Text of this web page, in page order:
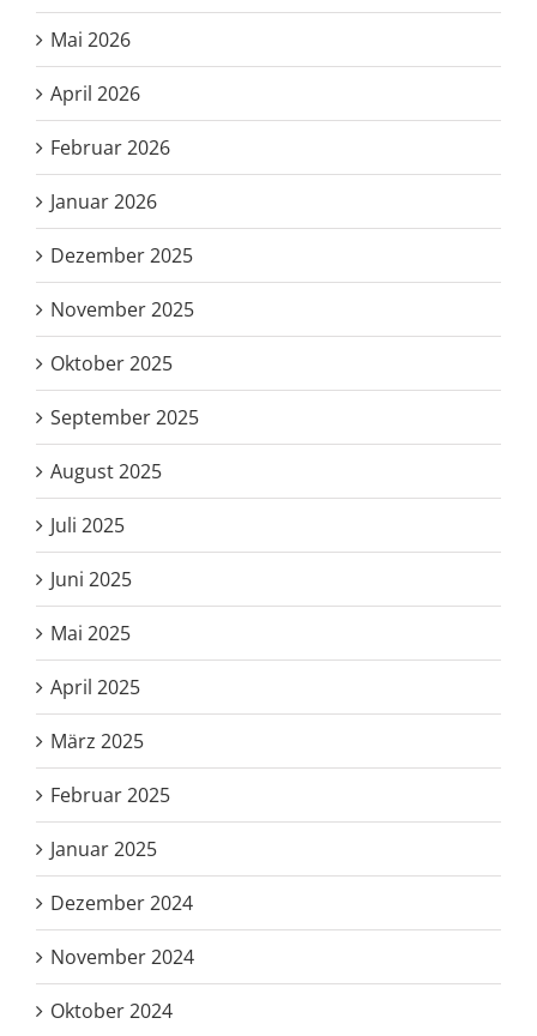
Mai 2026
April 2026
Februar 2026
Januar 2026
Dezember 2025
November 2025
Oktober 2025
September 2025
August 2025
Juli 2025
Juni 2025
Mai 2025
April 2025
März 2025
Februar 2025
Januar 2025
Dezember 2024
November 2024
Oktober 2024